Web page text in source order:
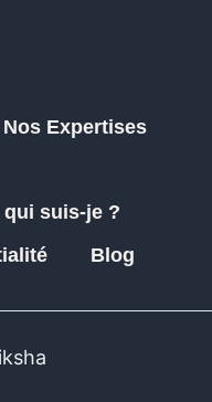
Nos Expertises
suis-je ?
Blog